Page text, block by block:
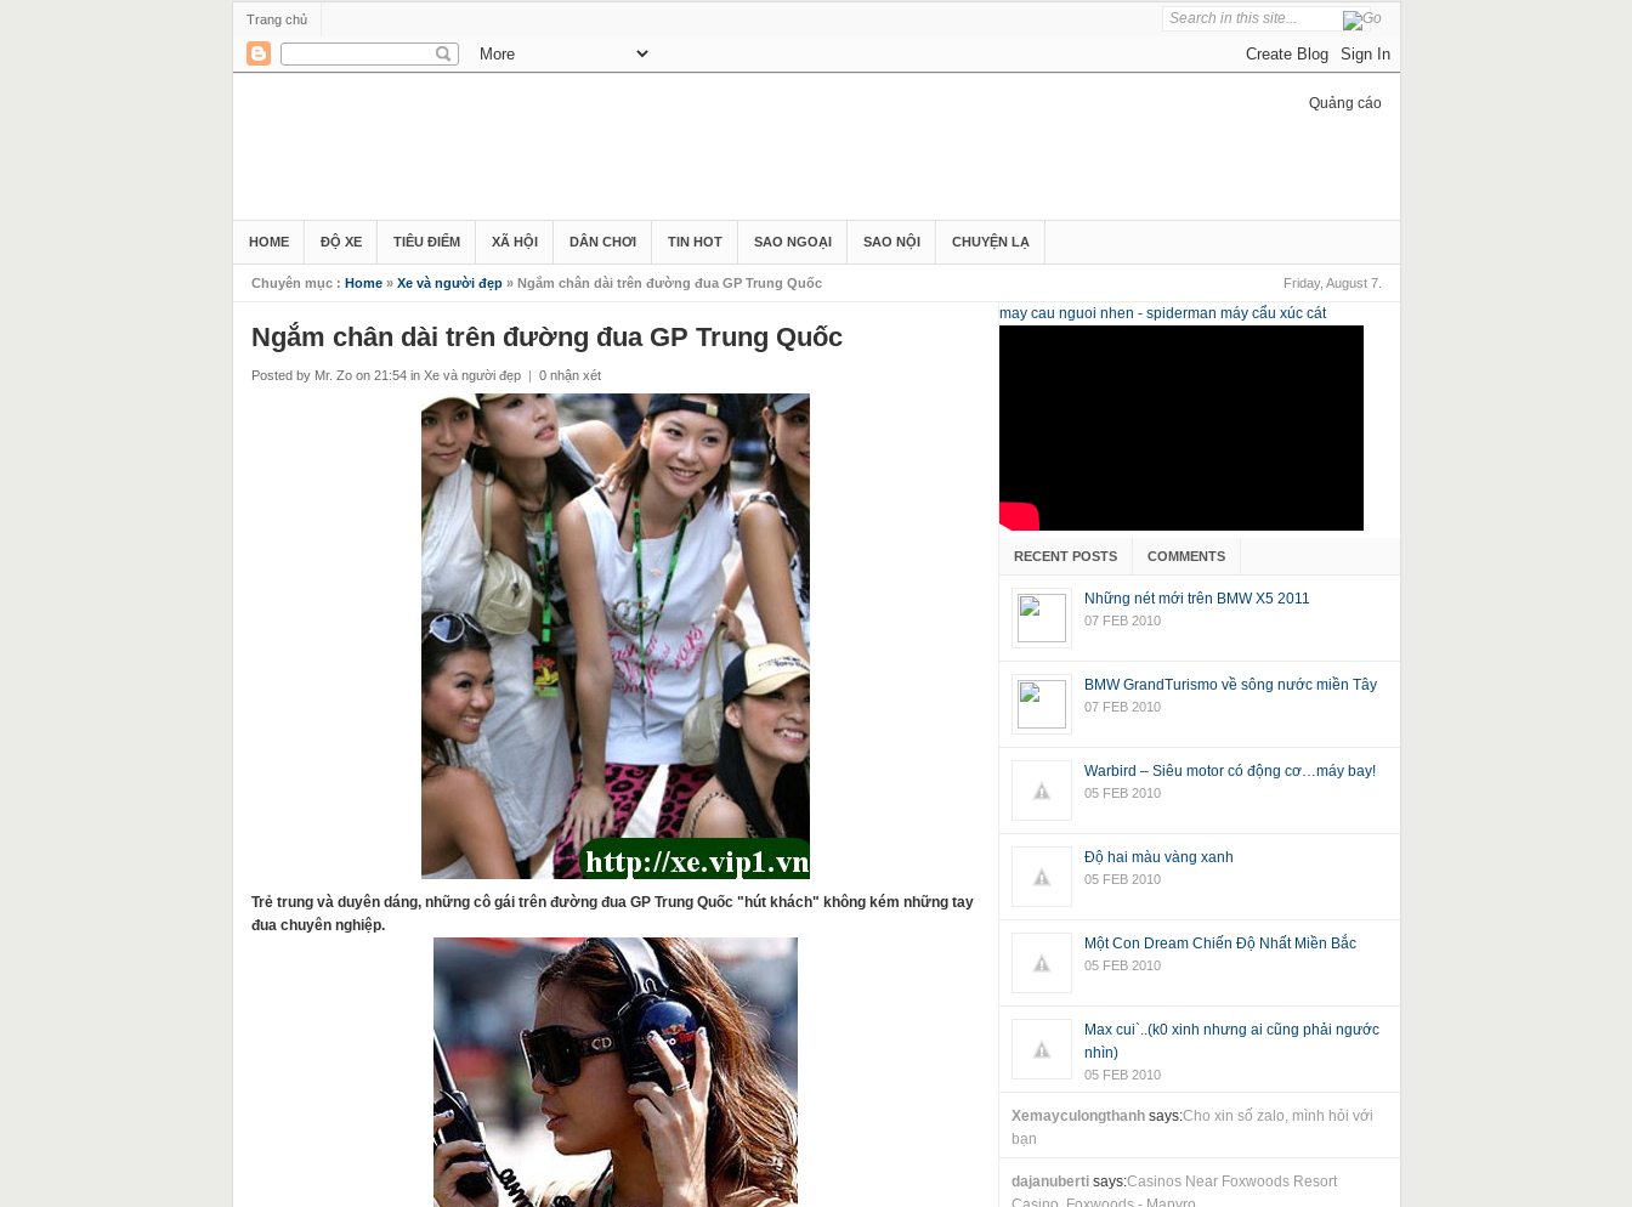
Trang chủ
Quảng cáo
HOME ĐỘ XE TIÊU ĐIỂM XÃ HỘI DÂN CHƠI TIN HOT SAO NGOẠI SAO NỘI CHUYỆN LẠ
Friday, August 7.
Chuyên mục : Home» Xe và người đẹp» Ngắm chân dài trên đường đua GP Trung Quốc
Ngắm chân dài trên đường đua GP Trung Quốc
Posted by Mr. Zo on 21:54 in Xe và người đẹp | 0 nhận xét
Trẻ trung và duyên dáng, những cô gái trên đường đua GP Trung Quốc "hút khách" không kém những tay
đua chuyên nghiệp.
may cau nguoi nhen - spiderman máy cẩu xúc cát
RECENT POSTS COMMENTS
Những nét mới trên BMW X5 2011
07 FEB 2010
BMW GrandTurismo về sông nước miền Tây
07 FEB 2010
Warbird – Siêu motor có động cơ…máy bay!
05 FEB 2010
Độ hai màu vàng xanh
05 FEB 2010
Một Con Dream Chiến Độ Nhất Miền Bắc
05 FEB 2010
Max cui`..(k0 xinh nhưng ai cũng phải ngước
nhìn)
05 FEB 2010
Xemayculongthanhsays:Cho xin số zalo, mình hỏi với
bạn
dajanubertisays:Casinos Near Foxwoods Resort